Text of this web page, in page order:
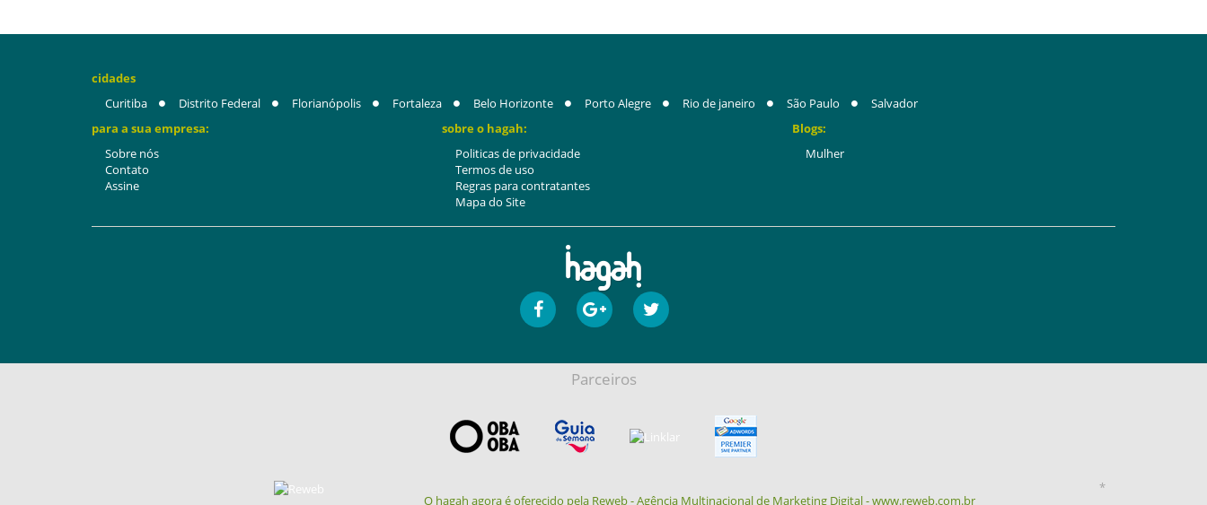
cidades
Curitiba
Distrito Federal Florianópolis Fortaleza Belo Horizonte Porto Alegre Rio de janeiro São Paulo
Salvador
para a sua empresa:
Sobre nós
Contato
Assine
sobre o hagah:
Politicas de privacidade
Termos de uso
Regras para contratantes
Mapa do Site
Blogs:
Mulher
Parceiros
O hagah agora é oferecido pela Reweb - Agência Multinacional de Marketing Digital - www.reweb.com.br
*